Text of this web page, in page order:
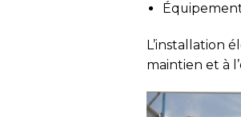
L’installation
maintien et à